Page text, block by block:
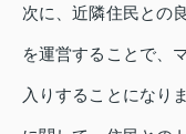
次に、近隣住民との
を運営することで、
入りすることになり